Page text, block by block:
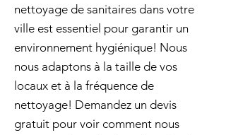
nettoyage de sanitaires dans votre
ville est essentiel pour garantir un
environnement hygiénique! Nous
nous adaptons à la taille de vos
locaux et à la fréquence de
nettoyage! Demandez un devis
gratuit pour voir comment nous